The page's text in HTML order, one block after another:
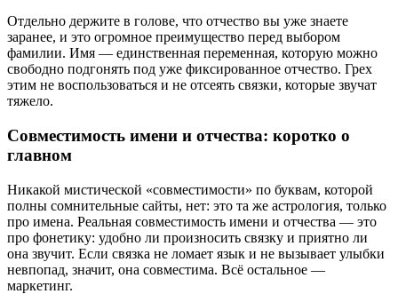
Отдельно держите в голове, что отчество вы уже знаете
заранее, и это огромное преимущество перед выбором
фамилии. Имя — единственная переменная, которую можно
свободно подгонять под уже фиксированное отчество. Грех
этим не воспользоваться и не отсеять связки, которые звучат
тяжело.
Совместимость имени и отчества: коротко о
главном
Никакой мистической «совместимости» по буквам, которой
полны сомнительные сайты, нет: это та же астрология, только
про имена. Реальная совместимость имени и отчества — это
про фонетику: удобно ли произносить связку и приятно ли
она звучит. Если связка не ломает язык и не вызывает улыбки
невпопад, значит, она совместима. Всё остальное —
маркетинг.